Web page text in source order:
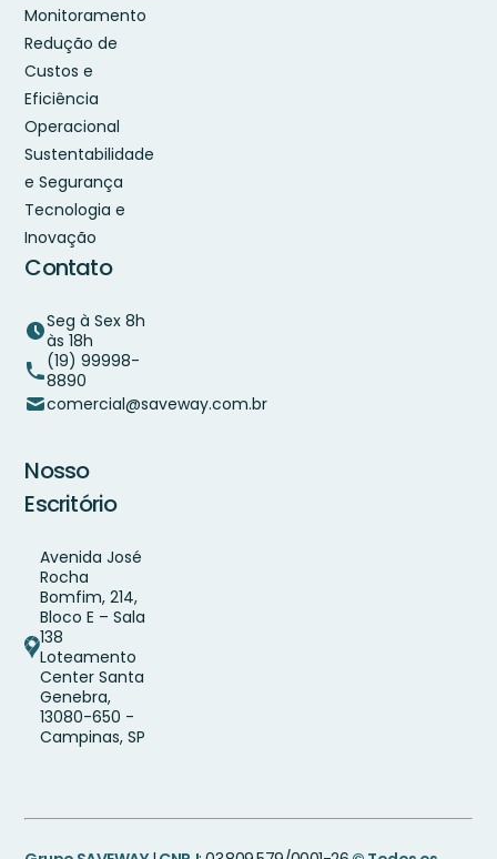
Monitoramento
Redução de
Custos e
Eficiência
Operacional
Sustentabilidade
e Segurança
Tecnologia e
Inovação
Contato
Seg à Sex 8h
às 18h
(19) 99998-
8890
comercial@saveway.com.br
Nosso
Escritório
Avenida José
Rocha
Bomfim, 214,
Bloco E – Sala
138
Loteamento
Center Santa
Genebra,
13080-650 -
Campinas, SP